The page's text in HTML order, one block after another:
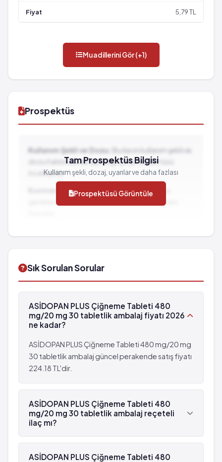
5,79 TL
Muadillerini Gör (+1)
Prospektüs
Kullanım Şekli ve Dozu:
Bu ilacın kullanım şekli ve
dozu hakkında detaylı bilgi için prospektüsü
inceleyiniz.
Kontrendikasyonlar:İlacın kullanılmaması
gereken durumlar ve dikkat edilmesi gereken
Tam Prospektüs Bilgisi
Kullanım şekli, dozaj, uyarılar ve daha fazlası
Prospektüsü Görüntüle
Sık Sorulan Sorular
ASİDOPAN PLUS Çiğneme Tableti 480
mg/20 mg 30 tabletlik ambalaj fiyatı 2026
ne kadar?
ASİDOPAN PLUS Çiğneme Tableti 480 mg/20 mg
30 tabletlik ambalaj güncel perakende satış fiyatı
224.18 TL'dir.
ASİDOPAN PLUS Çiğneme Tableti 480
mg/20 mg 30 tabletlik ambalaj reçeteli
ilaç mı?
Evet, ASİDOPAN PLUS Çiğneme Tableti 480
mg/20 mg 30 tabletlik ambalaj beyaz reçetelidir.
ASİDOPAN PLUS Çiğneme Tableti 480